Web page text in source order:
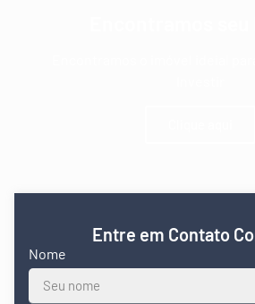
Entre em Contato
Nome